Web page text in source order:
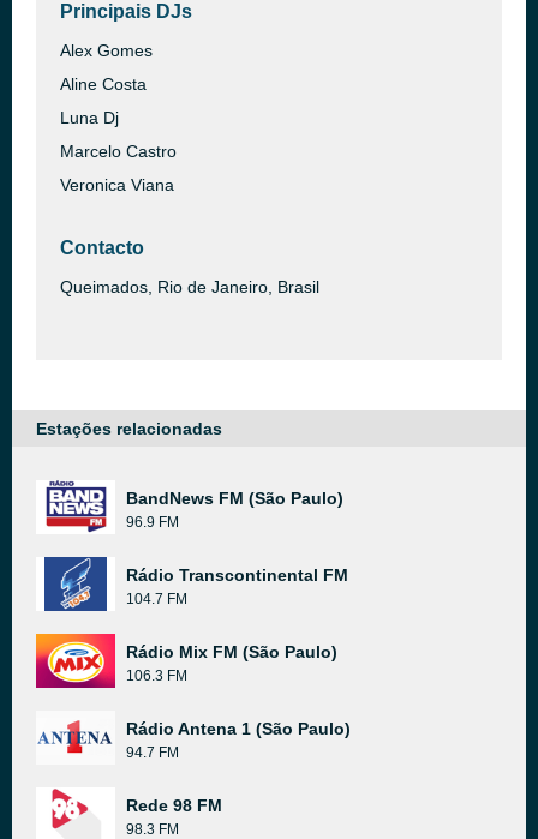
Principais DJs
Alex Gomes
Aline Costa
Luna Dj
Marcelo Castro
Veronica Viana
Contacto
Queimados, Rio de Janeiro, Brasil
Estações relacionadas
BandNews FM (São Paulo)
96.9 FM
Rádio Transcontinental FM
104.7 FM
Rádio Mix FM (São Paulo)
106.3 FM
Rádio Antena 1 (São Paulo)
94.7 FM
Rede 98 FM
98.3 FM